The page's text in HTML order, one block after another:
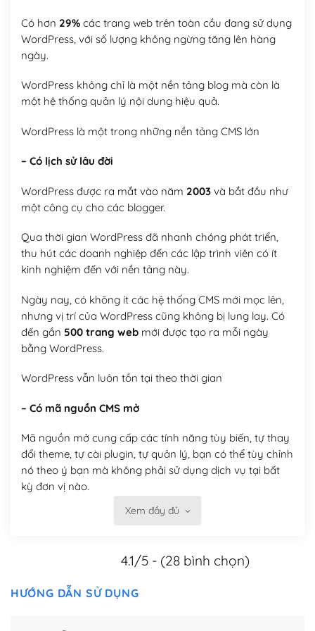
Có hơn 29%các trang web trên toàn cầu đang sử dụng
WordPress, với số lượng không ngừng tăng lên hàng
ngày.
WordPress không chỉ là một nền tảng blog mà còn là
một hệ thống quản lý nội dung hiệu quả.
WordPress là một trong những nền tảng CMS lớn
– Có lịch sử lâu đời
WordPress được ra mắt vào năm 2003và bắt đầu như
một công cụ cho các blogger.
Qua thời gian WordPress đã nhanh chóng phát triển,
thu hút các doanh nghiệp đến các lập trình viên có ít
kinh nghiệm đến với nền tảng này.
Ngày nay, có không ít các hệ thống CMS mới mọc lên,
nhưng vị trí của WordPress cũng không bị lung lay. Có
đến gần 500 trang webmới được tạo ra mỗi ngày
bằng WordPress.
WordPress vẫn luôn tồn tại theo thời gian
– Có mã nguồn CMS mở
Mã nguồn mở cung cấp các tính năng tùy biến, tự thay
đổi theme, tự cài plugin, tự quản lý, bạn có thể tùy chỉnh
nó theo ý bạn mà không phải sử dụng dịch vụ tại bất
kỳ đơn vị nào.
Việc của bạn là đăng ký một tên miền và hosting để
Có thể tùy biến trên website WordPress
– Thân thiện với công cụ tìm kiếm
Xem đầy đủ
4.1/5 - (28 bình chọn)
HƯỚNG DẪN SỬ DỤNG